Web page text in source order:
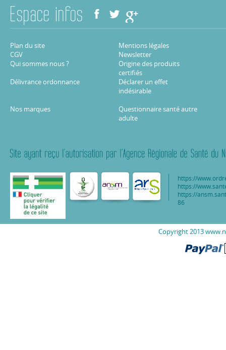
Plan du site
Mentions légales
CGV
Newsletter
Qui sommes nous ?
Origine des produits
certifiés
Délivrance ordonnance
Déclarer un effet
indésirable
Nos marques
Questionnaire santé autre
adulte
https://
https://
https://
86
Copyright 2013